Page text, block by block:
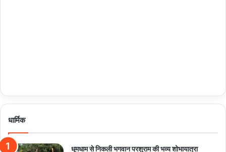
धार्मिक
धूमधाम से निकली भगवान परशुराम की भव्य शोभायात्रा